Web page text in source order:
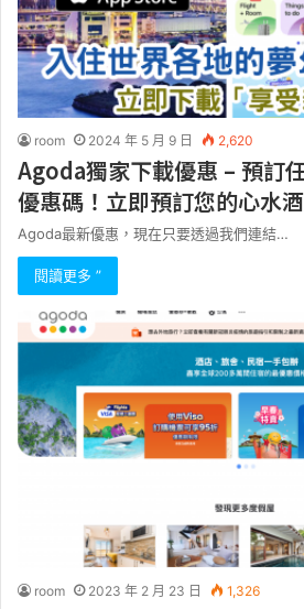
room 2024 年 5 月 9 日 2,620
Agoda獨家下載優惠 – 預訂
優惠碼！立即預訂您的心水
Agoda最新優惠，現在只要透過我們連結…
閱讀更多 ”
room 2023 年 2 月 23 日 1,326